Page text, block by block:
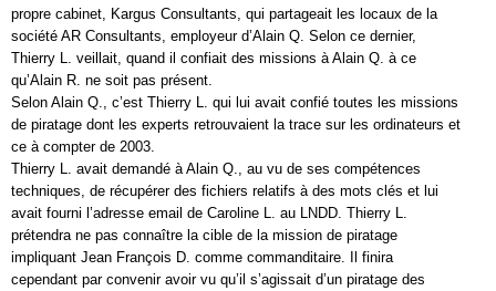
propre cabinet, Kargus Consultants, qui partageait les locaux de la
société AR Consultants, employeur d’Alain Q. Selon ce dernier,
Thierry L. veillait, quand il confiait des missions à Alain Q. à ce
qu’Alain R. ne soit pas présent.
Selon Alain Q., c’est Thierry L. qui lui avait confié toutes les missions
de piratage dont les experts retrouvaient la trace sur les ordinateurs et
ce à compter de 2003.
Thierry L. avait demandé à Alain Q., au vu de ses compétences
techniques, de récupérer des fichiers relatifs à des mots clés et lui
avait fourni l’adresse email de Caroline L. au LNDD. Thierry L.
prétendra ne pas connaître la cible de la mission de piratage
impliquant Jean François D. comme commanditaire. Il finira
cependant par convenir avoir vu qu’il s’agissait d’un piratage des